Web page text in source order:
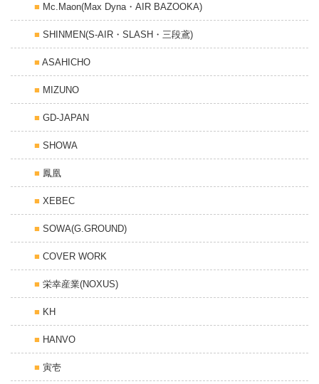
Mc.Maon(Max Dyna・AIR BAZOOKA)
SHINMEN(S-AIR・SLASH・三段鳶)
ASAHICHO
MIZUNO
GD-JAPAN
SHOWA
鳳凰
XEBEC
SOWA(G.GROUND)
COVER WORK
栄幸産業(NOXUS)
KH
HANVO
寅壱